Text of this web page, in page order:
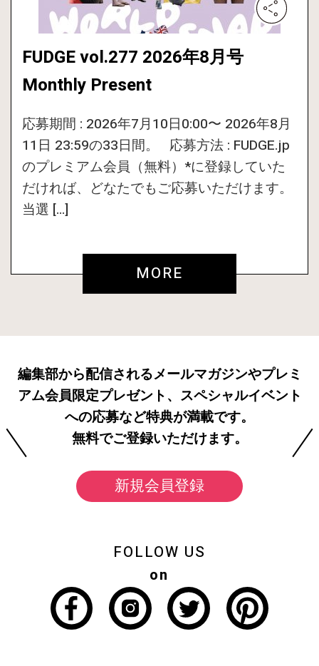
FUDGE vol.277 2026年8月号
Monthly Present
応募期間 : 2026年7月10日0:00〜 2026年8月
11日 23:59の33日間。 応募方法 : FUDGE.jp
のプレミアム会員（無料）*に登録していた
だければ、どなたでもご応募いただけます。
当選 […]
MORE
編集部から配信されるメールマガジンやプレミ
アム会員限定プレゼント、スペシャルイベント
への応募など特典が満載です。
無料でご登録いただけます。
新規会員登録
FOLLOW US
on